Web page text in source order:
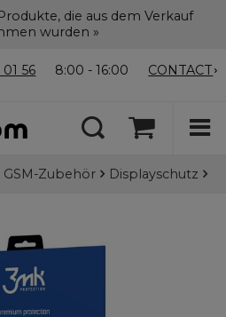
die aus dem Verkauf
wurden »
56 8:00 - 16:00 CONTACT
GSM-Zubehör Displayschutz